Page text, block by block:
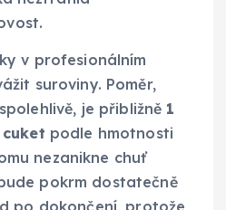
v profesionálním
suroviny. Poměr,
je přibližně 1
podle hmotnosti
nezanikne chuť
pokrm dostatečně